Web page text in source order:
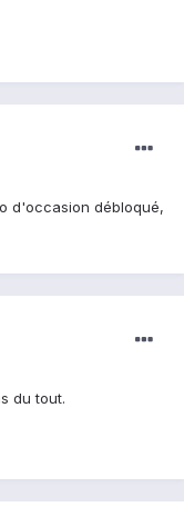
d'occasion débloqué,
du tout.